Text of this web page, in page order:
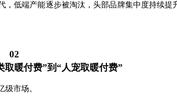
，低端产能逐步被淘汰，头部品牌集中度持续提
02
取暖付费”到“人宠取暖付费”
市场。